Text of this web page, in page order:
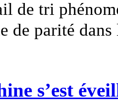
de tri
de parité
s’est